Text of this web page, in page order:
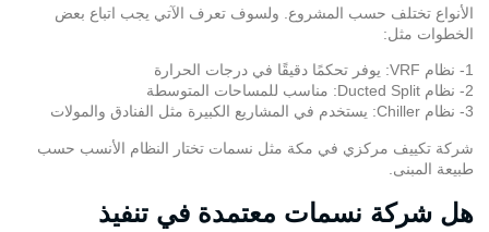
الأنواع تختلف حسب المشروع. ولسوف تعرف الآتي يجب اتباع بعض
الخطوات مثل:
1- نظام VRF: يوفر تحكمًا دقيقًا في درجات الحرارة
2- نظام Ducted Split: مناسب للمساحات المتوسطة
3- نظام Chiller: يستخدم في المشاريع الكبيرة مثل الفنادق والمولات
شركة تكييف مركزي في مكة مثل نسمات تختار النظام الأنسب حسب
طبيعة المبنى.
هل شركة نسمات معتمدة في تنفيذ